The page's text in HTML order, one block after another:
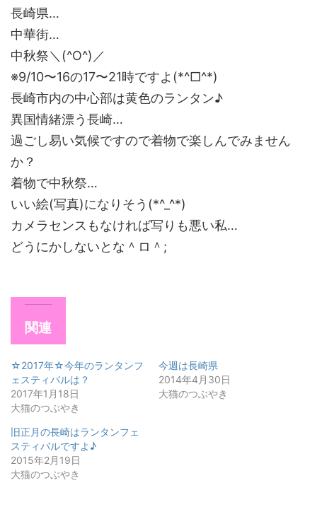
長崎県…
中華街…
中秋祭＼(^O^)／
※9/10〜16の17〜21時ですよ(*^□^*)
長崎市内の中心部は黄色のランタン♪
異国情緒漂う長崎…
過ごし易い気候ですので着物で楽しんでみません
か？
着物で中秋祭…
いい絵(写真)になりそう(*^_^*)
カメラセンスもなければ写りも悪い私…
どうにかしないとな＾ロ＾;
関連
☆2017年☆今年のランタンフ
ェスティバルは？
2017年1月18日
大猫のつぶやき
今週は長崎県
2014年4月30日
大猫のつぶやき
旧正月の長崎はランタンフェ
スティバルですよ♪
2015年2月19日
大猫のつぶやき